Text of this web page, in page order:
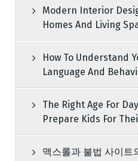
Modern Interior
Homes And Living
How To Understand
Language And
The Right Age For
Prepare Kids For
맥스롤과 불법 사이트